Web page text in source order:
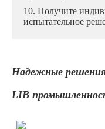
10. Получите
испытательное
Надежные
LIB